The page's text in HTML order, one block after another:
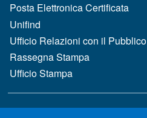
Posta Elettronica Certificata
Unifind
Ufficio Relazioni con il Pubblico
Rassegna Stampa
Ufficio Stampa
MENÙ FOOTER 2